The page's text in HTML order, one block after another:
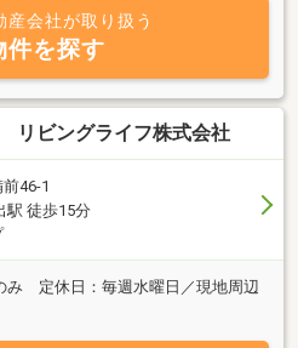
産会社が取り扱う
件を探す
リビングライフ株式会社
46-1
駅 徒歩15分
み 定休日：毎週水曜日／現地周辺